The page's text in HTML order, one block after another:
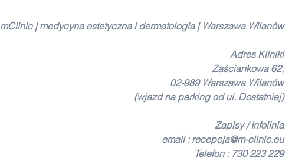
mClinic | medycyna estetyczna i dermatologia | Warszawa Wilanów
Adres Kliniki
Zaściankowa 62,
02-989 Warszawa Wilanów
(wjazd na parking od ul. Dostatniej)
Zapisy / Infolinia
email : recepcja@m-clinic.eu
Telefon : 730 223 229